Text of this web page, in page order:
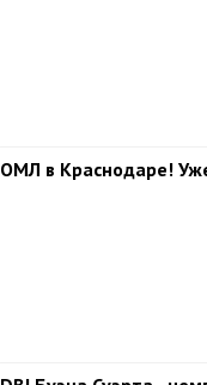
ОМЛ в Краснодаре!